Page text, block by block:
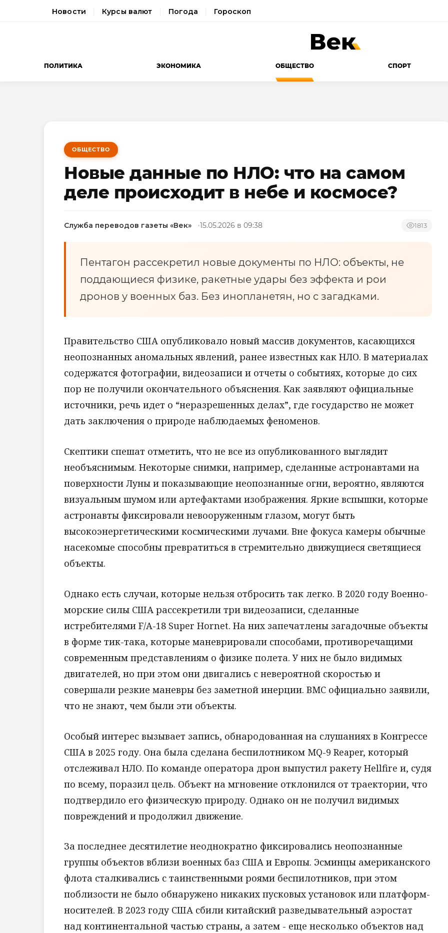
Новости Курсы валют Погода Гороскоп
ПОЛИТИКА ЭКОНОМИКА ОБЩЕСТВО СПОРТ
ОБЩЕСТВО
Новые данные по НЛО: что на самом
деле происходит в небе и космосе?
Служба переводов газеты «Век» 15.05.2026 в 09:38 1813
Пентагон рассекретил новые документы по НЛО: объекты, не
поддающиеся физике, ракетные удары без эффекта и рои
дронов у военных баз. Без инопланетян, но с загадками.
Правительство США опубликовало новый массив документов, касающихся
неопознанных аномальных явлений, ранее известных как НЛО. В материалах
содержатся фотографии, видеозаписи и отчеты о событиях, которые до сих
пор не получили окончательного объяснения. Как заявляют официальные
источники, речь идет о “неразрешенных делах”, где государство не может
дать заключения о природе наблюдаемых феноменов.
Скептики спешат отметить, что не все из опубликованного выглядит
необъяснимым. Некоторые снимки, например, сделанные астронавтами на
поверхности Луны и показывающие неопознанные огни, вероятно, являются
визуальным шумом или артефактами изображения. Яркие вспышки, которые
астронавты фиксировали невооруженным глазом, могут быть
высокоэнергетическими космическими лучами. Вне фокуса камеры обычные
насекомые способны превратиться в стремительно движущиеся светящиеся
объекты.
Однако есть случаи, которые нельзя отбросить так легко. В 2020 году Военно-
морские силы США рассекретили три видеозаписи, сделанные
истребителями F/A-18 Super Hornet. На них запечатлены загадочные объекты
в форме тик-така, которые маневрировали способами, противоречащими
современным представлениям о физике полета. У них не было видимых
двигателей, но при этом они двигались с невероятной скоростью и
совершали резкие маневры без заметной инерции. ВМС официально заявили,
что не знают, чем были эти объекты.
Особый интерес вызывает запись, обнародованная на слушаниях в Конгрессе
США в 2025 году. Она была сделана беспилотником MQ-9 Reaper, который
отслеживал НЛО. По команде оператора дрон выпустил ракету Hellfire и, судя
по всему, поразил цель. Объект на мгновение отклонился от траектории, что
подтвердило его физическую природу. Однако он не получил видимых
повреждений и продолжил движение.
За последнее десятилетие неоднократно фиксировались неопознанные
группы объектов вблизи военных баз США и Европы. Эсминцы американского
флота сталкивались с таинственными роями беспилотников, при этом
поблизости не было обнаружено никаких пусковых установок или платформ-
носителей. В 2023 году США сбили китайский разведывательный аэростат
над континентальной частью страны, а затем - еще несколько объектов над